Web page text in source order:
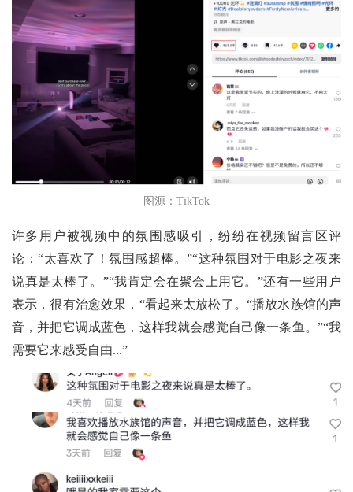
图源：TikTok
许多用户被视频中的氛围感吸引，纷纷在视频留言区评
论：“太喜欢了！氛围感超棒。”“这种氛围对于电影之夜来
说真是太棒了。”“我肯定会在聚会上用它。”还有一些用户
表示，很有治愈效果，“看起来太放松了。“播放水族馆的声
音，并把它调成蓝色，这样我就会感觉自己像一条鱼。”“我
需要它来感受自由...”